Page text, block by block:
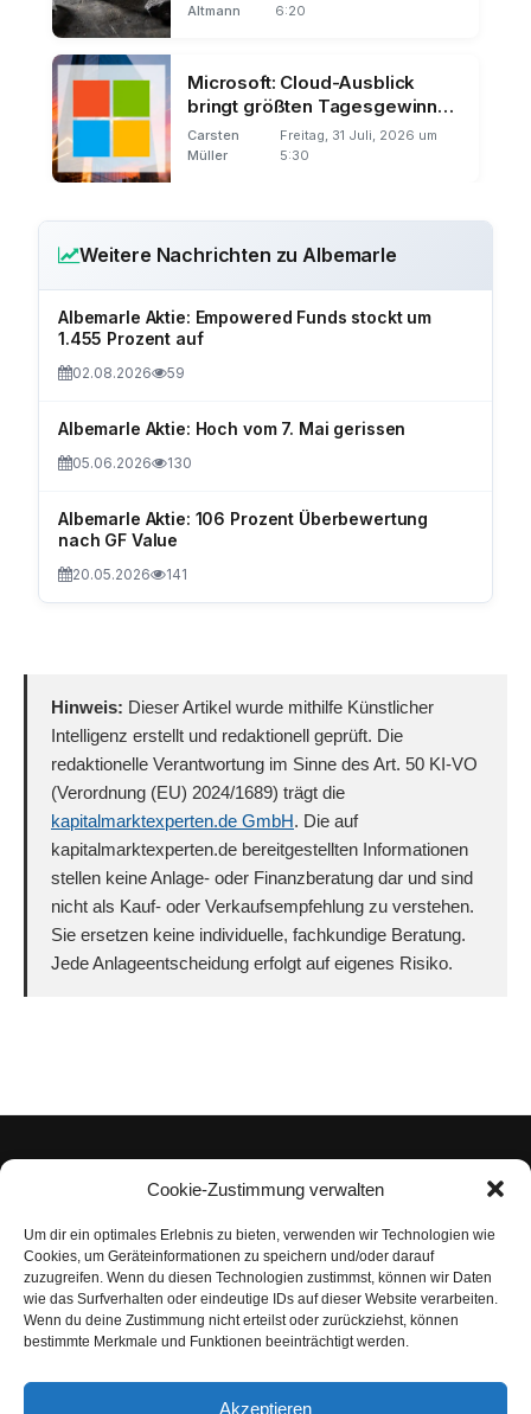
Cookie-Zustimmung verwalten
Um dir ein optimales Erlebnis zu bieten, verwenden wir Technologien wie
Cookies, um Geräteinformationen zu speichern und/oder darauf
zuzugreifen. Wenn du diesen Technologien zustimmst, können wir Daten
wie das Surfverhalten oder eindeutige IDs auf dieser Website verarbeiten.
Wenn du deine Zustimmung nicht erteilst oder zurückziehst, können
bestimmte Merkmale und Funktionen beeinträchtigt werden.
Akzeptieren
Altmann
6:20
Microsoft: Cloud-Ausblick
bringt größten Tagesgewinn
der Börsengeschichte
Carsten
Müller
Freitag, 31 Juli, 2026 um
5:30
Weitere Nachrichten zu Albemarle
Albemarle Aktie: Empowered Funds stockt um
1.455 Prozent auf
02.08.2026 59
Albemarle Aktie: Hoch vom 7. Mai gerissen
05.06.2026 130
Albemarle Aktie: 106 Prozent Überbewertung
nach GF Value
20.05.2026 141
Hinweis: Dieser Artikel wurde mithilfe Künstlicher
Intelligenz erstellt und redaktionell geprüft. Die
redaktionelle Verantwortung im Sinne des Art. 50 KI-VO
(Verordnung (EU) 2024/1689) trägt die
kapitalmarktexperten.de GmbH. Die auf
kapitalmarktexperten.de bereitgestellten Informationen
stellen keine Anlage- oder Finanzberatung dar und sind
nicht als Kauf- oder Verkaufsempfehlung zu verstehen.
Sie ersetzen keine individuelle, fachkundige Beratung.
Jede Anlageentscheidung erfolgt auf eigenes Risiko.
Impressum
Datenschutzerklärung
Nutzungsbedingungen | Haftungsausschluss